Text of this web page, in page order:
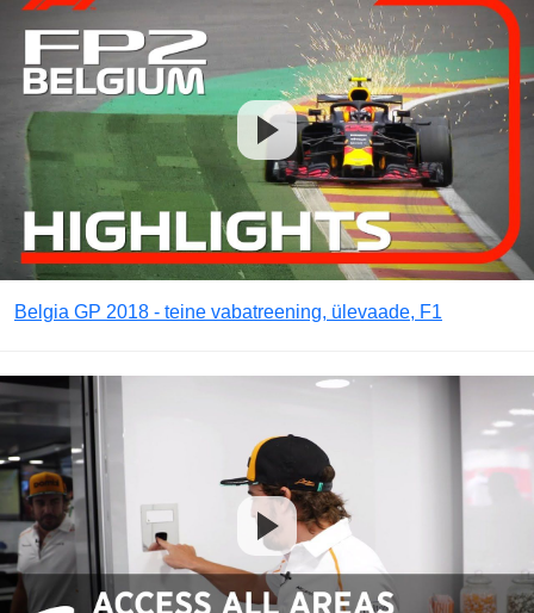
Belgia GP 2018 - teine vabatreening, ülevaade, F1